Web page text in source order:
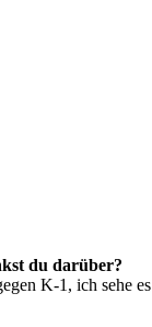
du darüber?
K-1, ich sehe